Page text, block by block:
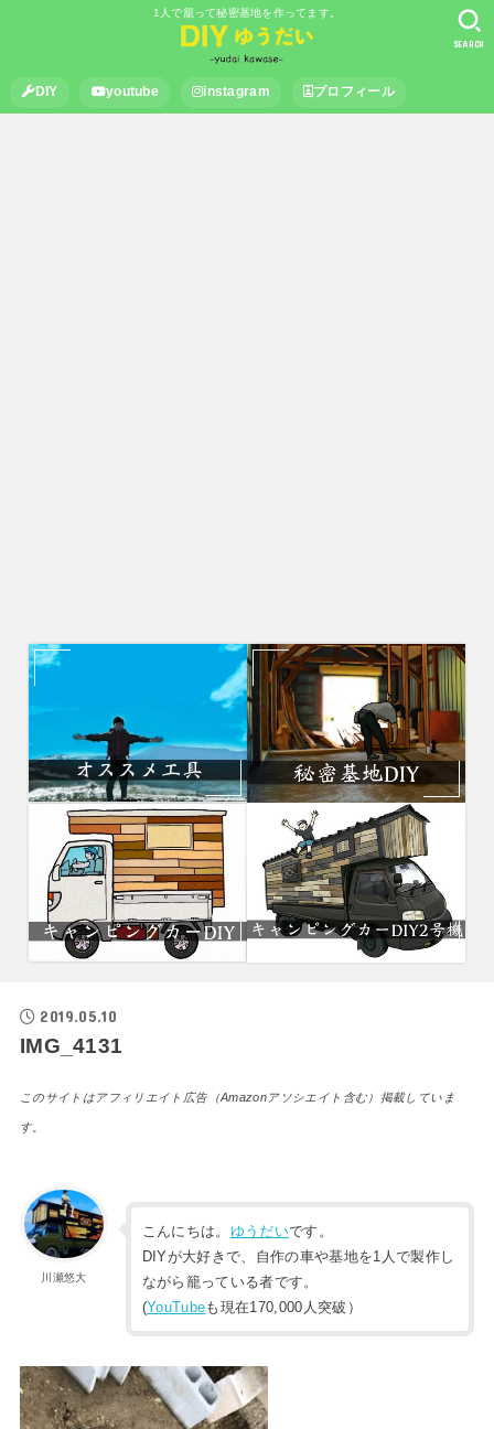
1人で籠って秘密基地を作ってます。
DIY youtube instagram プロフィール
SEARCH
2019.05.10
IMG_4131
このサイトはアフィリエイト広告（Amazonアソシエイト含む）掲載していま
す。
川瀬悠大
こんにちは。 ゆうだいです。
DIYが大好きで、自作の車や基地を1人で製作し
ながら籠っている者です。
(YouTubeも現在170,000人突破）